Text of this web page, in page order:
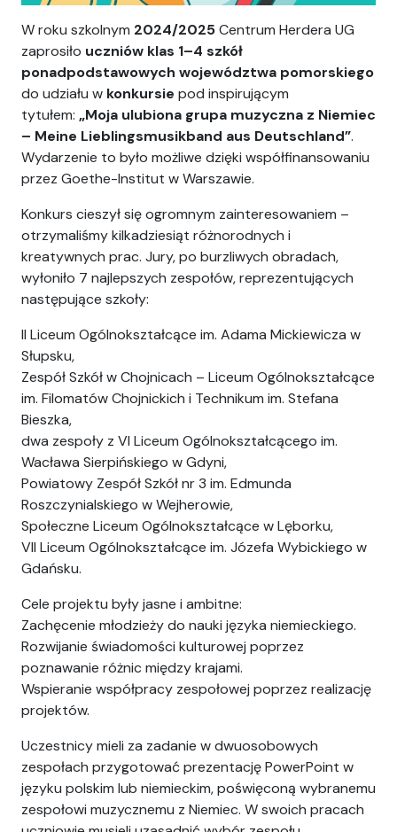
W roku szkolnym 2024/2025Centrum Herdera UG
zaprosiło uczniów klas 1–4 szkół
ponadpodstawowych województwa pomorskiego
do udziału w konkursie pod inspirującym
tytułem: „Moja ulubiona grupa muzyczna z Niemiec
– Meine Lieblingsmusikband aus Deutschland”.
Wydarzenie to było możliwe dzięki współfinansowaniu
przez Goethe-Institut w Warszawie.
Konkurs cieszył się ogromnym zainteresowaniem –
otrzymaliśmy kilkadziesiąt różnorodnych i
kreatywnych prac. Jury, po burzliwych obradach,
wyłoniło 7 najlepszych zespołów, reprezentujących
następujące szkoły:
II Liceum Ogólnokształcące im. Adama Mickiewicza w
Słupsku,
Zespół Szkół w Chojnicach – Liceum Ogólnokształcące
im. Filomatów Chojnickich i Technikum im. Stefana
Bieszka,
dwa zespoły z VI Liceum Ogólnokształcącego im.
Wacława Sierpińskiego w Gdyni,
Powiatowy Zespół Szkół nr 3 im. Edmunda
Roszczynialskiego w Wejherowie,
Społeczne Liceum Ogólnokształcące w Lęborku,
VII Liceum Ogólnokształcące im. Józefa Wybickiego w
Gdańsku.
Cele projektu były jasne i ambitne:
Zachęcenie młodzieży do nauki języka niemieckiego.
Rozwijanie świadomości kulturowej poprzez
poznawanie różnic między krajami.
Wspieranie współpracy zespołowej poprzez realizację
projektów.
Uczestnicy mieli za zadanie w dwuosobowych
zespołach przygotować prezentację PowerPoint w
języku polskim lub niemieckim, poświęconą wybranemu
zespołowi muzycznemu z Niemiec. W swoich pracach